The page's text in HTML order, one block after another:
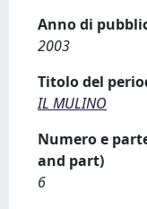
Anno di
2003
Titolo del
IL MULINO
Numero e
and part)
6